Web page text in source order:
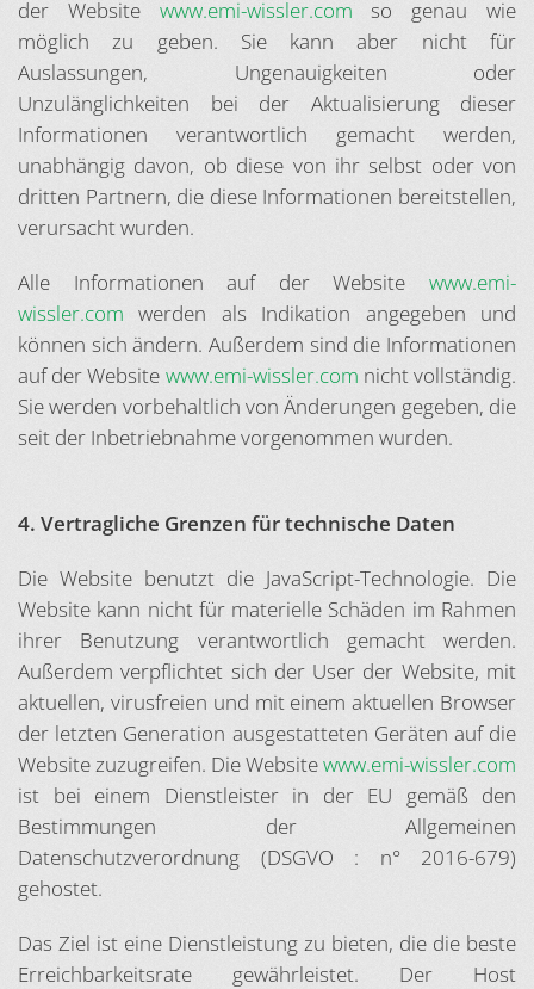
der Website www.emi-wissler.com so genau wie
möglich zu geben. Sie kann aber nicht für
Auslassungen, Ungenauigkeiten oder
Unzulänglichkeiten bei der Aktualisierung dieser
Informationen verantwortlich gemacht werden,
unabhängig davon, ob diese von ihr selbst oder von
dritten Partnern, die diese Informationen bereitstellen,
verursacht wurden.
Alle Informationen auf der Website www.emi-
wissler.com werden als Indikation angegeben und
können sich ändern. Außerdem sind die Informationen
auf der Website www.emi-wissler.com nicht vollständig.
Sie werden vorbehaltlich von Änderungen gegeben, die
seit der Inbetriebnahme vorgenommen wurden.
4. Vertragliche Grenzen für technische Daten
Die Website benutzt die JavaScript-Technologie. Die
Website kann nicht für materielle Schäden im Rahmen
ihrer Benutzung verantwortlich gemacht werden.
Außerdem verpflichtet sich der User der Website, mit
aktuellen, virusfreien und mit einem aktuellen Browser
der letzten Generation ausgestatteten Geräten auf die
Website zuzugreifen. Die Websitewww.emi-wissler.com
ist bei einem Dienstleister in der EU gemäß den
Bestimmungen der Allgemeinen
Datenschutzverordnung (DSGVO : n° 2016-679)
gehostet.
Das Ziel ist eine Dienstleistung zu bieten, die die beste
Erreichbarkeitsrate gewährleistet. Der Host